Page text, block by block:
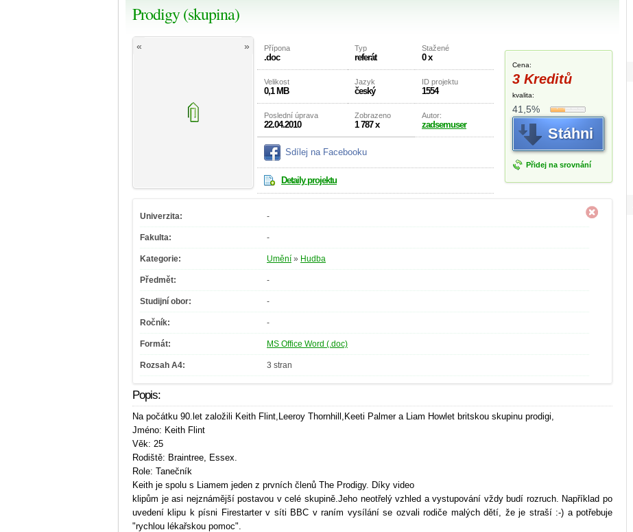
Prodigy (skupina)
« » Přípona
.doc
Typ
referát
Stažené
0 x
Velikost
0,1 MB
Jazyk
český
ID projektu
1554
Poslední úprava
22.04.2010
Zobrazeno
1 787 x
Autor:
zadsemuser
Sdílej na Facebooku
Detaily projektu
Cena:
3 Kreditů
kvalita:
41,5%
Stáhni
Přidej na srovnání
Univerzita: -
Fakulta: -
Kategorie: Umění » Hudba
Předmět: -
Studijní obor: -
Ročník: -
Formát: MS Office Word (.doc)
Rozsah A4: 3 stran
Popis:
Na počátku 90.let založili Keith Flint,Leeroy Thornhill,Keeti Palmer a Liam Howlet britskou skupinu prodigi,
Jméno: Keith Flint
Věk: 25
Rodiště: Braintree, Essex.
Role: Tanečník
Keith je spolu s Liamem jeden z prvních členů The Prodigy. Díky video
klipům je asi nejznámější postavou v celé skupině.Jeho neotřelý vzhled a vystupování vždy budí rozruch. Například po
uvedení klipu k písni Firestarter v síti BBC v raním vysílání se ozvali rodiče malých dětí, že je straší :-) a potřebuje
"rychlou lékařskou pomoc".